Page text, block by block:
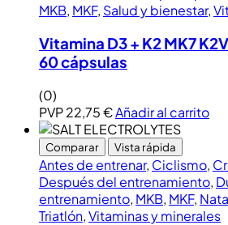
MKB, MKF, Salud y bienestar,
Vitamina D3 + K2 MK7
60 cápsulas
(0)
PVP22,75€Añadir al carrito
Comparar Vista rápida
Antes de entrenar, Ciclismo,
Después del entrenamiento,
entrenamiento, MKB, MKF,
Triatlón,Vitaminas y minerales